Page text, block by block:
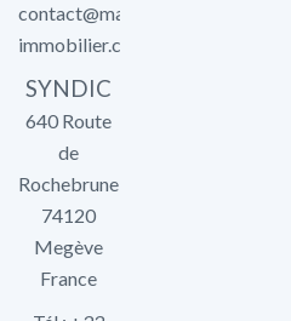
contact@marlier-
immobilier.com
SYNDIC
640 Route
de
Rochebrune
74120
Megève
France